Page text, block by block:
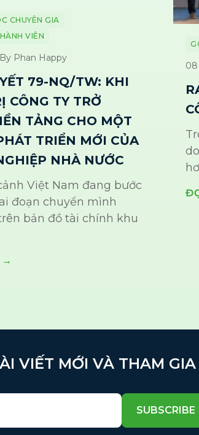
CHUYÊN GIA
VIÊN
Phan Happy
79-NQ/TW: KHI
CÔNG TY TRỞ
TẢNG CHO MỘT
TRIỂN MỚI CỦA
NHÀ NƯỚC
Việt Nam đang bước
đoạn chuyển mình
bản đồ tài chính khu
→
08
VIẾT MỚI VÀ THAM GIA
SUBSCRIBE